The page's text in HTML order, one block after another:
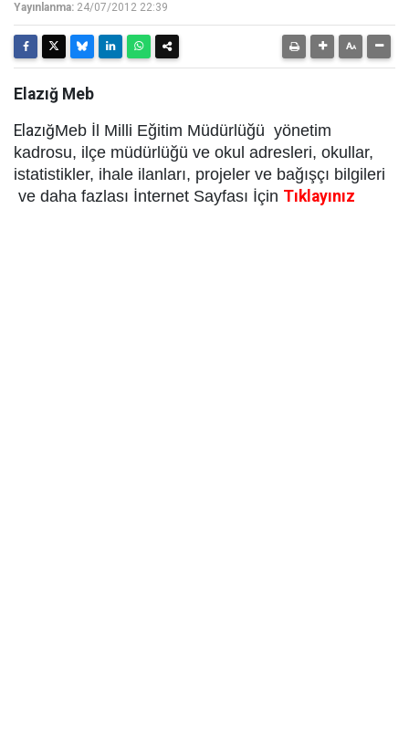
Yayınlanma: 24/07/2012 22:39
Elazığ Meb
ElazığMeb İl Milli Eğitim Müdürlüğü yönetim
kadrosu, ilçe müdürlüğü ve okul adresleri, okullar,
istatistikler, ihale ilanları, projeler ve bağışçı bilgileri
ve daha fazlası İnternet Sayfası İçin Tıklayınız